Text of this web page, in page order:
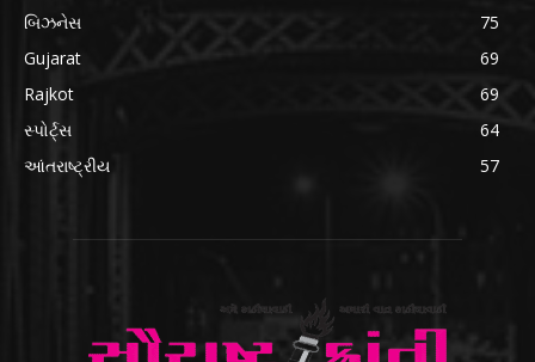
બિઝનેસ
75
Gujarat
69
Rajkot
69
સ્પોર્ટ્સ
64
આંતરાષ્ટ્રીય
57